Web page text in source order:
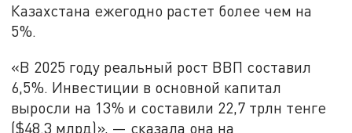
Казахстана ежегодно растет более чем на
5%.
«В 2025 году реальный рост ВВП составил
6,5%. Инвестиции в основной капитал
выросли на 13% и составили 22,7 трлн тенге
($48.3 млрд)», — сказала она на